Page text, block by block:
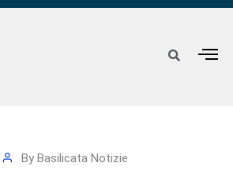
By Basilicata Notizie